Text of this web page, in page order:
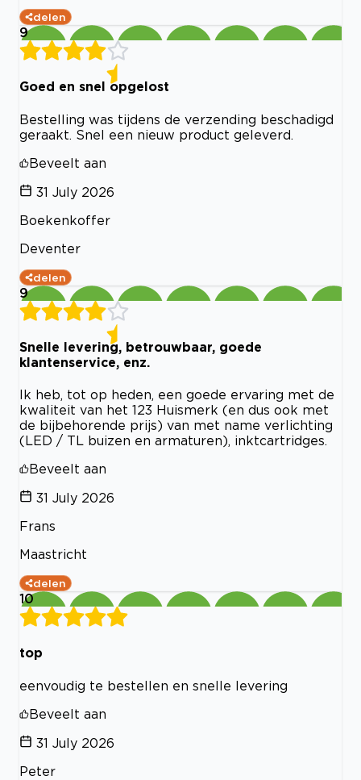
delen
9
Goed en snel opgelost
Bestelling was tijdens de verzending beschadigd
geraakt. Snel een nieuw product geleverd.
Beveelt aan
31 July 2026
Boekenkoffer
Deventer
delen
9
Snelle levering, betrouwbaar, goede
klantenservice, enz.
Ik heb, tot op heden, een goede ervaring met de
kwaliteit van het 123 Huismerk (en dus ook met
de bijbehorende prijs) van met name verlichting
(LED / TL buizen en armaturen), inktcartridges.
Beveelt aan
31 July 2026
Frans
Maastricht
delen
10
top
eenvoudig te bestellen en snelle levering
Beveelt aan
31 July 2026
Peter